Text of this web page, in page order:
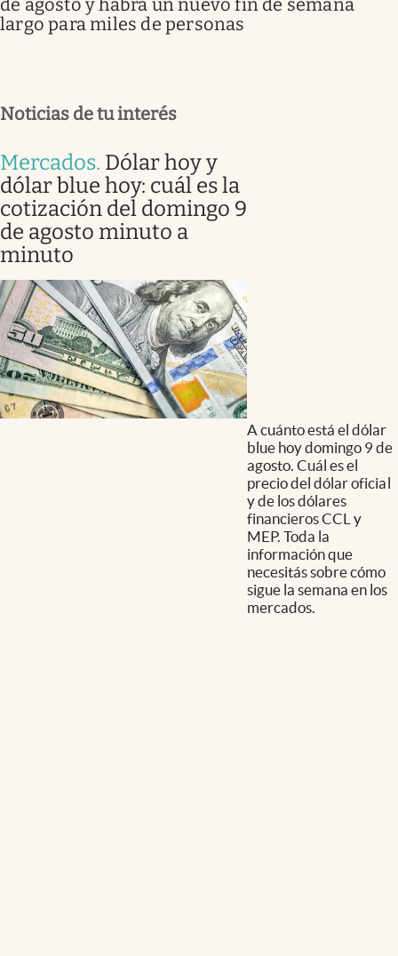
largo para miles de personas
Noticias de tu interés
Mercados. Dólar hoy y
dólar blue hoy: cuál es la
cotización del domingo 9
de agosto minuto a
minuto
A cuánto está el dólar
blue hoy domingo 9 de
agosto. Cuál es el
precio del dólar oficial
y de los dólares
financieros CCL y
MEP. Toda la
información que
necesitás sobre cómo
sigue la semana en los
mercados.